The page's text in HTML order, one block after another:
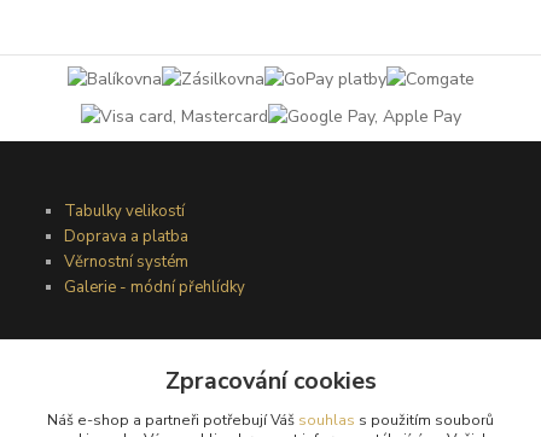
Tabulky velikostí
Doprava a platba
Věrnostní systém
Galerie - módní přehlídky
Podmínky užití webového rozhraní
Obchodní podmínky
Ochrana osobních údajů
Zpracování cookies
Náš e-shop a partneři potřebují Váš souhlas s použitím souborů